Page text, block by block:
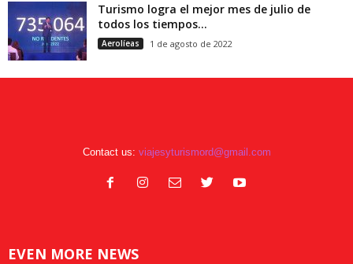
Turismo logra el mejor mes de julio de
todos los tiempos...
Aerolíeas 1 de agosto de 2022
Contact us: viajesyturismord@gmail.com
EVEN MORE NEWS